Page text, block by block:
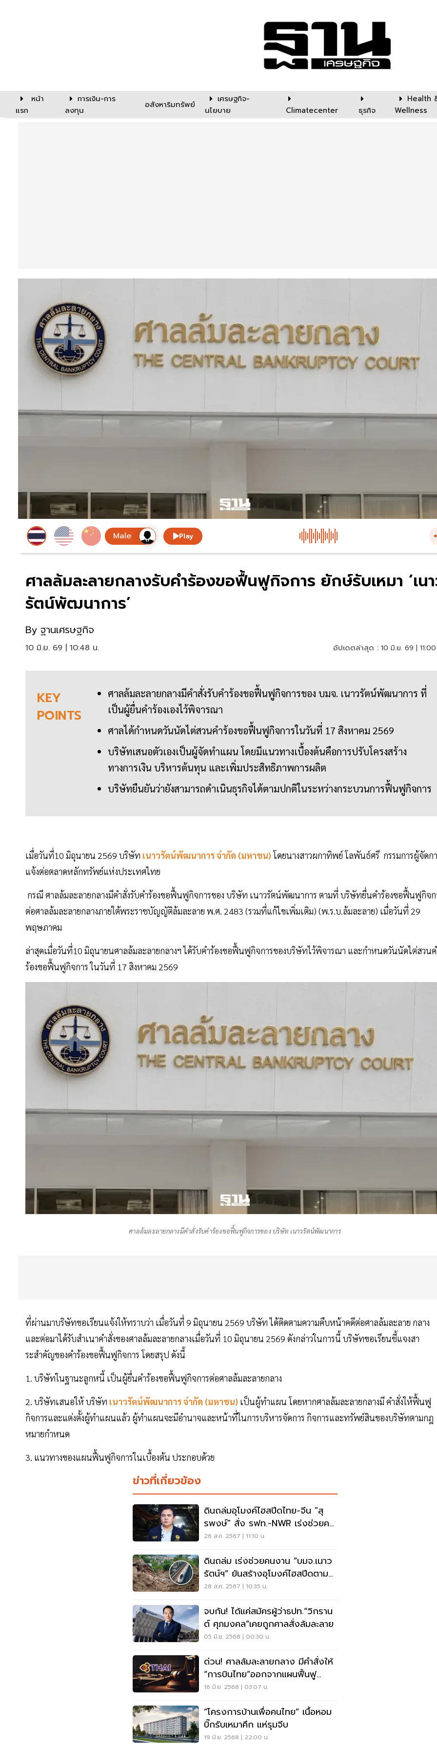
หน้า
แรก
การเงิน-การ
ลงทุน
อสังหาริมทรัพย์
เศรษฐกิจ-
นโยบาย
Climatecenter ธุรกิจ
Health
Wellness
Play
ศาลล้มละลายกลางรับคําร้องขอฟื้นฟูกิจการ ยักษ์รับเหมา ‘เน
รัตน์พัฒนาการ’
By ฐานเศรษฐกิจ
10 มิ.ย. 69 | 10:48 น. อัปเดตล่าสุด : 10 มิ.ย. 69 |
KEY
POINTS
ศาลล้มละลายกลางมีคำสั่งรับคำร้องขอฟื้นฟูกิจการของ บมจ. เนาวรัตน์พัฒนาการ ที่
เป็นผู้ยื่นคำร้องเองไว้พิจารณา
ศาลได้กำหนดวันนัดไต่สวนคำร้องขอฟื้นฟูกิจการในวันที่ 17 สิงหาคม 2569
บริษัทเสนอตัวเองเป็นผู้จัดทำแผน โดยมีแนวทางเบื้องต้นคือการปรับโครงสร้าง
ทางการเงิน บริหารต้นทุน และเพิ่มประสิทธิภาพการผลิต
บริษัทยืนยันว่ายังสามารถดำเนินธุรกิจได้ตามปกติในระหว่างกระบวนการฟื้นฟูกิจการ
เมื่อวันที่10 มิถุนายน 2569 บริษัท เนาวรัตน์พัฒนาการ จํากัด (มหาชน)โดยนางสาวผกาทิพย์ โลพันธ์ศรี กรรมการผู้จัดก
แจ้งต่อตลาดหลักทรัพย์แห่งประเทศไทย
กรณี ศาลล้มละลายกลางมีคําสั่งรับคําร้องขอฟื้นฟูกิจการของ บริษัท เนาวรัตน์พัฒนาการ ตามที่ บริษัทยื่นคำร้องขอฟื้นฟูกิจก
ต่อศาลล้มละลายกลางภายใต้พระราชบัญญัติล้มละลาย พ.ศ. 2483 (รวมที่แก้ไขเพิ่มเติม) (พ.ร.บ.ล้มละลาย) เมื่อวันที่ 29
พฤษภาคม
ล่าสุดเมื่อวันที่10 มิถุนายนศาลล้มละลายกลางฯ ได้รับคำร้องขอฟื้นฟูกิจการของบริษัทไว้พิจารณา และกําหนดวันนัดไต่สวน
ร้องขอฟื้นฟูกิจการ ในวันที่ 17 สิงหาคม 2569
ศาลล้มละลายกลางมีคําสั่งรับคําร้องขอฟื้นฟูกิจการของ บริษัท เนาวรัตน์พัฒนาการ
ที่ผ่านมาบริษัทขอเรียนแจ้งให้ทราบว่า เมื่อวันที่ 9 มิถุนายน 2569 บริษัท ได้ติดตามความคืบหน้าคดีต่อศาลล้มละลาย กลาง
และต่อมาได้รับสําเนาคําสั่งของศาลล้มละลายกลางเมื่อวันที่ 10 มิถุนายน 2569 ดังกล่าวในการนี้ บริษัทขอเรียนชี้แจงสา
ระสําคัญของคําร้องขอฟื้นฟูกิจการ โดยสรุป ดังนี้
1. บริษัทในฐานะลูกหนี้ เป็นผู้ยื่นคําร้องขอฟื้นฟูกิจการต่อศาลล้มละลายกลาง
2. บริษัทเสนอให้ บริษัท เนาวรัตน์พัฒนาการ จํากัด (มหาชน) เป็นผู้ทําแผน โดยหากศาลล้มละลายกลางมี คําสั่งให้ฟื้นฟู
กิจการและแต่งตั้งผู้ทําแผนแล้ว ผู้ทําแผนจะมีอํานาจและหน้าที่ในการบริหารจัดการ กิจการและทรัพย์สินของบริษัทตามกฎ
หมายกําหนด
3. แนวทางของแผนฟื้นฟูกิจการในเบื้องต้น ประกอบด้วย
ข่าวที่เกี่ยวข้อง
ดินถล่มอุโมงค์ไฮสปีดไทย-จีน "สุ
รพงษ์" สั่ง รฟท.-NWR เร่งช่วยคน
งาน 3 ราย
26 ส.ค. 2567 | 11:10 น.
ดินถล่ม เร่งช่วยคนงาน “บมจ.เนาว
รัตน์ฯ” ยันสร้างอุโมงค์ไฮสปีดตาม
แบบ
28 ส.ค. 2567 | 10:35 น.
จบกัน! ได้แค่สมัครผู้ว่าธปท.“วิกราน
ต์ ศุภมงคล”เคยถูกศาลสั่งล้มละลาย
05 มิ.ย. 2568 | 00:30 น.
ด่วน! ศาลล้มละลายกลาง มีคำสั่งให้
“การบินไทย”ออกจากแผนฟื้นฟู
กิจการแล้ว
16 มิ.ย. 2568 | 03:07 น.
“โครงการบ้านเพื่อคนไทย” เนื้อหอม
บิ๊กรับเหมาคึก แห่รุมจีบ
19 มิ.ย. 2568 | 22:00 น.